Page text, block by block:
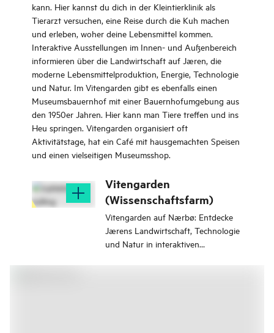
kann. Hier kannst du dich in der Kleintierklinik als
Tierarzt versuchen, eine Reise durch die Kuh machen
und erleben, woher deine Lebensmittel kommen.
Interaktive Ausstellungen im Innen- und Außenbereich
informieren über die Landwirtschaft auf Jæren, die
moderne Lebensmittelproduktion, Energie, Technologie
und Natur. Im Vitengarden gibt es ebenfalls einen
Museumsbauernhof mit einer Bauernhofumgebung aus
den 1950er Jahren. Hier kann man Tiere treffen und ins
Heu springen. Vitengarden organisiert oft
Aktivitätstage, hat ein Café mit hausgemachten Speisen
und einen vielseitigen Museumsshop.
Vitengarden
(Wissenschaftsfarm)
Vitengarden auf Nærbø: Entdecke
Jærens Landwirtschaft, Technologie
und Natur in interaktiven